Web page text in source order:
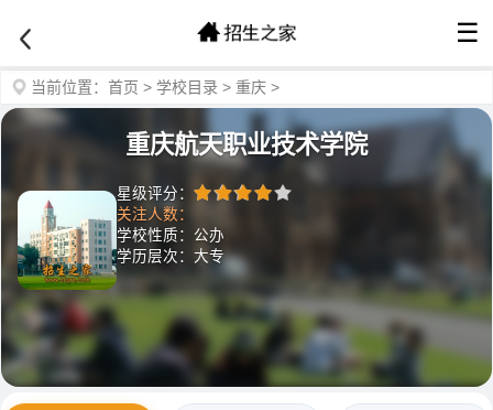
☰
当前位置： 首页 > 学校目录 > 重庆 >
重庆航天职业技术学院
星级评分：
关注人数：
学校性质：公办
学历层次：大专